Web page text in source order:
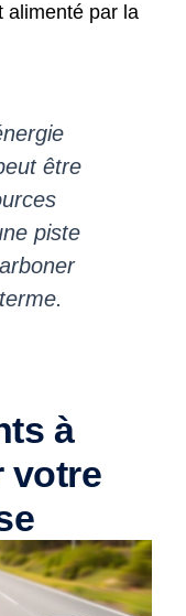
alimenté par la
être
piste
à
votre